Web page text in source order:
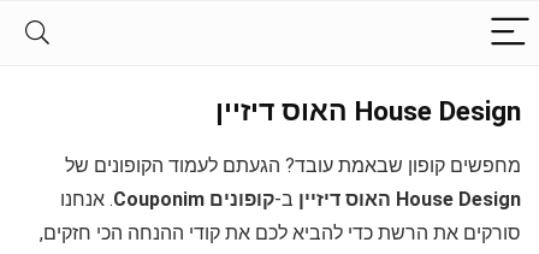
House Design האוס דיזיין
מחפשים קופון שבאמת עובד? הגעתם לעמוד הקופונים של
House Design האוס דיזיין
ב-קופונים Couponim
. אנחנו
סורקים את הרשת כדי להביא לכם את קודי ההנחה הכי חזקים,